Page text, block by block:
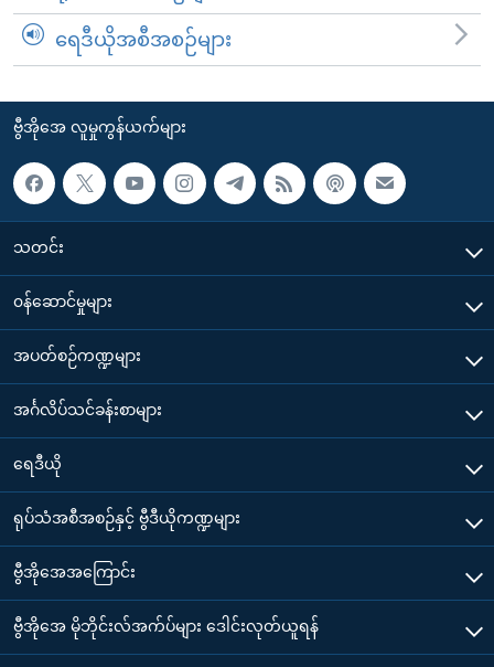
ရေဒီယိုအစီအစဉ်များ
ဗွီအိုအေ လူမှုကွန်ယက်များ
သတင်း
၀န်ဆောင်မှုများ
အပတ်စဉ်ကဏ္ဍများ
အင်္ဂလိပ်သင်ခန်းစာများ
ရေဒီယို
ရုပ်သံအစီအစဉ်နှင့် ဗွီဒီယိုကဏ္ဍများ
ဗွီအိုအေအကြောင်း
ဗွီအိုအေ မိုဘိုင်းလ်အက်ပ်များ ဒေါင်းလုတ်ယူရန်